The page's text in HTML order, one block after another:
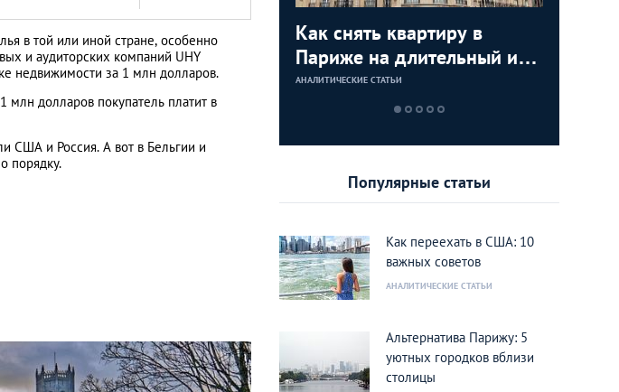
в той или иной стране, особенно
и аудиторских компаний UHY
недвижимости за 1 млн долларов.
млн долларов покупатель платит в
США и Россия. А вот в Бельгии и
порядку.
Как снять квартиру в
Париже на длительный или
короткий срок
АНАЛИТИЧЕСКИЕ СТАТЬИ
«Тихая гавань» для
русских капиталов:
интервью с директором по
зарубежной недвижимости
АНАЛИТИЧЕСКИЕ СТАТЬИ
Популярные статьи
Как переехать в США: 10
важных советов
АНАЛИТИЧЕСКИЕ СТАТЬИ
Альтернатива Парижу: 5
уютных городков вблизи
столицы